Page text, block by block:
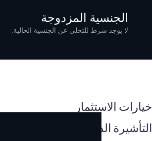
التأشيرة الذهبية القبرصية
الجنسية المزدوجة
لا يوجد شرط للتخلي عن الجنسية الحالية.
خيارات الاستثمار